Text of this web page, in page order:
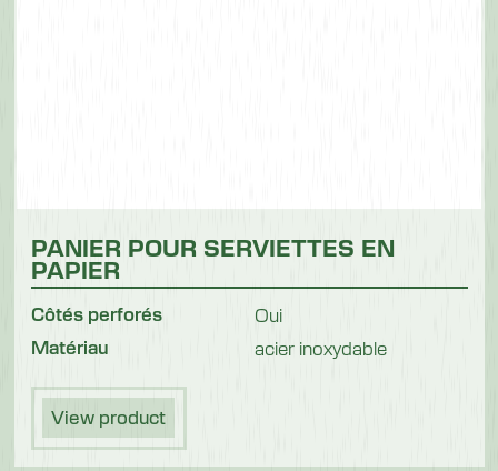
PANIER POUR SERVIETTES EN
PAPIER
Côtés perforés Oui
Matériau acier inoxydable
View product